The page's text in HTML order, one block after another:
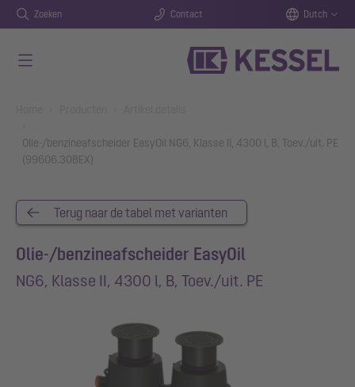
Zoeken Contact Dutch
Olie-/benzineafscheider EasyOil NG6, Klasse II, 4300 l, B, Toev./uit. PE
(99606.30BEX)
Terug naar de tabel met varianten
Olie-/benzineafscheider EasyOil
NG6, Klasse II, 4300 l, B, Toev./uit. PE